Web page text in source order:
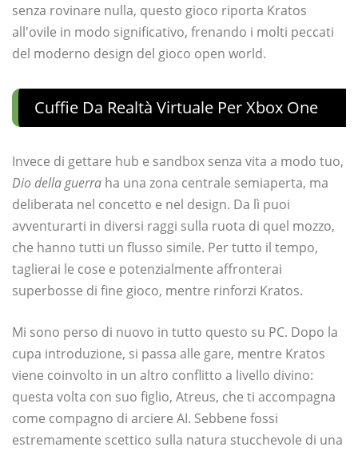
senza rovinare nulla, questo gioco riporta Kratos
all'ovile in modo significativo, frenando i molti peccati
del moderno design del gioco open world.
Cuffie Da Realtà Virtuale Per Xbox One
Invece di gettare hub e sandbox senza vita a modo tuo,
Dio della guerra ha una zona centrale semiaperta, ma
deliberata nel concetto e nel design. Da lì puoi
avventurarti in diversi raggi sulla ruota di quel mozzo,
che hanno tutti un flusso simile. Per tutto il tempo,
taglierai le cose e potenzialmente affronterai
superbosse di fine gioco, mentre rinforzi Kratos.
Mi sono perso di nuovo in tutto questo su PC. Dopo la
cupa introduzione, si passa alle gare, mentre Kratos
viene coinvolto in un altro conflitto a livello divino:
questa volta con suo figlio, Atreus, che ti accompagna
come compagno di arciere AI. Sebbene fossi
estremamente scettico sulla natura stucchevole di una